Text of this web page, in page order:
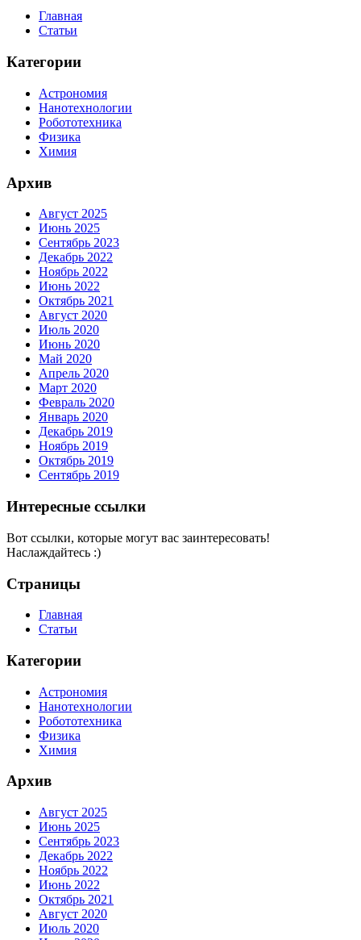
Главная
Статьи
Категории
Астрономия
Нанотехнологии
Робототехника
Физика
Химия
Архив
Август 2025
Июнь 2025
Сентябрь 2023
Декабрь 2022
Ноябрь 2022
Июнь 2022
Октябрь 2021
Август 2020
Июль 2020
Июнь 2020
Май 2020
Апрель 2020
Март 2020
Февраль 2020
Январь 2020
Декабрь 2019
Ноябрь 2019
Октябрь 2019
Сентябрь 2019
Интересные ссылки
Вот ссылки, которые могут вас заинтересовать!
Наслаждайтесь :)
Страницы
Главная
Статьи
Категории
Астрономия
Нанотехнологии
Робототехника
Физика
Химия
Архив
Август 2025
Июнь 2025
Сентябрь 2023
Декабрь 2022
Ноябрь 2022
Июнь 2022
Октябрь 2021
Август 2020
Июль 2020